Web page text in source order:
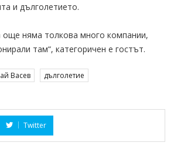
и дълголетието.
още няма толкова много компании,
там“, категоричен е гостът.
Васев дълголетие
Twitter